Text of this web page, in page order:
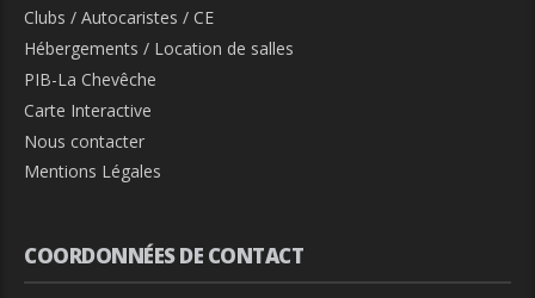
Clubs / Autocaristes / CE
Hébergements / Location de salles
PIB-La Chevêche
Carte Interactive
Nous contacter
Mentions Légales
COORDONNÉES DE CONTACT